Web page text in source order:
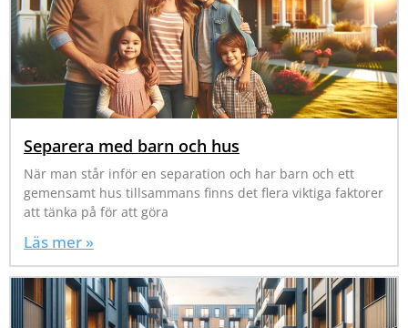
Separera med barn och hus
När man står inför en separation och har barn och ett
gemensamt hus tillsammans finns det flera viktiga faktorer
att tänka på för att göra
Läs mer »